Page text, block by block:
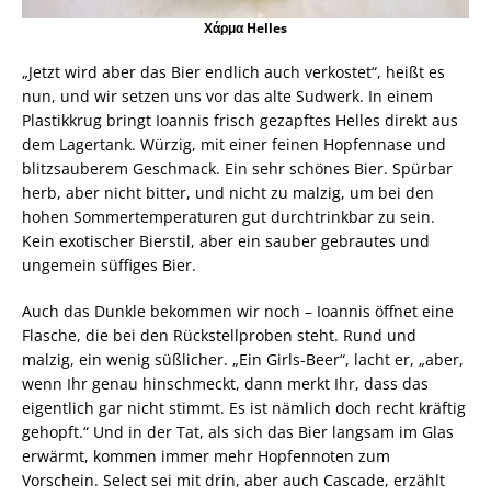
Χάρμα Helles
„Jetzt wird aber das Bier endlich auch verkostet“, heißt es
nun, und wir setzen uns vor das alte Sudwerk. In einem
Plastikkrug bringt Ioannis frisch gezapftes Helles direkt aus
dem Lagertank. Würzig, mit einer feinen Hopfennase und
blitzsauberem Geschmack. Ein sehr schönes Bier. Spürbar
herb, aber nicht bitter, und nicht zu malzig, um bei den
hohen Sommertemperaturen gut durchtrinkbar zu sein.
Kein exotischer Bierstil, aber ein sauber gebrautes und
ungemein süffiges Bier.
Auch das Dunkle bekommen wir noch – Ioannis öffnet eine
Flasche, die bei den Rückstellproben steht. Rund und
malzig, ein wenig süßlicher. „Ein Girls-Beer“, lacht er, „aber,
wenn Ihr genau hinschmeckt, dann merkt Ihr, dass das
eigentlich gar nicht stimmt. Es ist nämlich doch recht kräftig
gehopft.“ Und in der Tat, als sich das Bier langsam im Glas
erwärmt, kommen immer mehr Hopfennoten zum
Vorschein. Select sei mit drin, aber auch Cascade, erzählt